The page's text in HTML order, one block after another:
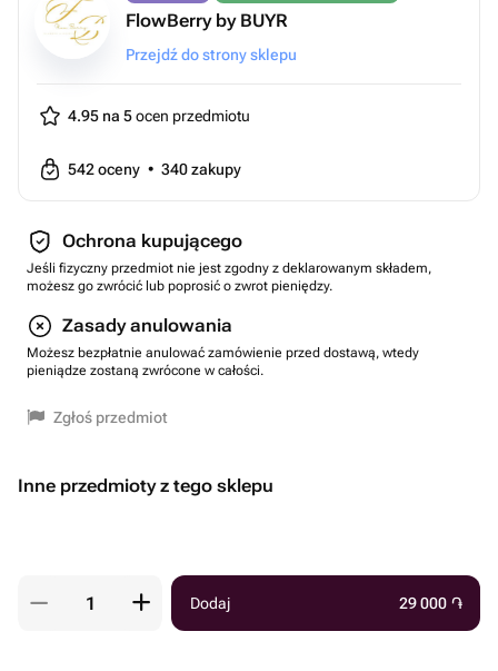
FlowBerry by BUYR
Przejdź do strony sklepu
4.95 na 5ocen przedmiotu
542oceny • 340zakupy
Ochrona kupującego
Jeśli fizyczny przedmiot nie jest zgodny z deklarowanym składem,
możesz go zwrócić lub poprosić o zwrot pieniędzy.
Zasady anulowania
Możesz bezpłatnie anulować zamówienie przed dostawą, wtedy
pieniądze zostaną zwrócone w całości.
Zgłoś przedmiot
Inne przedmioty z tego sklepu
Dodaj 29 000 ֏